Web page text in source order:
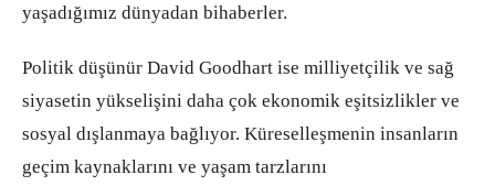
yaşadığımız dünyadan bihaberler.
Politik düşünür David Goodhart ise milliyetçilik ve sağ
siyasetin yükselişini daha çok ekonomik eşitsizlikler ve
sosyal dışlanmaya bağlıyor. Küreselleşmenin insanların
geçim kaynaklarını ve yaşam tarzlarını